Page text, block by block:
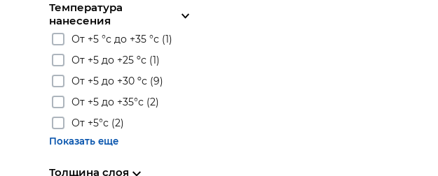
Температура
нанесения
От +5 °с до +35 °с (1)
От +5 до +25 ºс (1)
От +5 до +30 ºс (9)
От +5 до +35°с (2)
От +5°с (2)
Показать еще
Толщина слоя